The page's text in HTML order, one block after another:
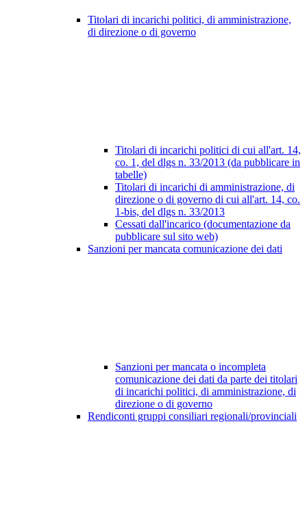
Titolari di incarichi politici, di amministrazione,
di direzione o di governo
Titolari di incarichi politici di cui all'art. 14,
co. 1, del dlgs n. 33/2013 (da pubblicare in
tabelle)
Titolari di incarichi di amministrazione, di
direzione o di governo di cui all'art. 14, co.
1-bis, del dlgs n. 33/2013
Cessati dall'incarico (documentazione da
pubblicare sul sito web)
Sanzioni per mancata comunicazione dei dati
Sanzioni per mancata o incompleta
comunicazione dei dati da parte dei titolari
di incarichi politici, di amministrazione, di
direzione o di governo
Rendiconti gruppi consiliari regionali/provinciali